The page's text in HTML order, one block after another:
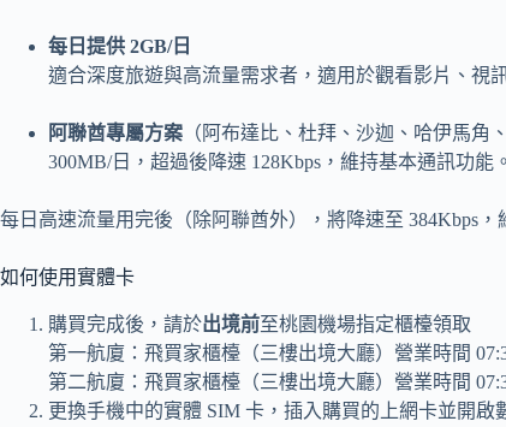
每日提供 2GB/日
適合深度旅遊與高流量需求者，適用於觀看影片、視
阿聯酋專屬方案 （阿布達比、杜拜、沙迦、哈伊馬角
300MB/日，超過後降速 128Kbps，維持基本通訊功能。
每日高速流量用完後（除阿聯酋外），將降速至 384Kbps
如何使用實體卡
購買完成後，請於出境前至桃園機場指定櫃檯領取
第一航廈：飛買家櫃檯（三樓出境大廳）營業時間
第二航廈：飛買家櫃檯（三樓出境大廳）營業時間
更換手機中的實體 SIM 卡，插入購買的上網卡並開啟